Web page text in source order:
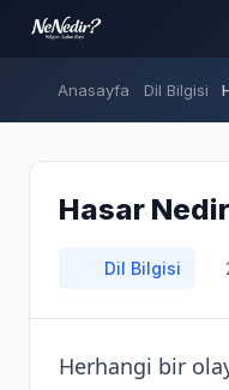
Anasayfa Dil Bilgisi
Hasar
Dil Bilgisi
Herhangi bir